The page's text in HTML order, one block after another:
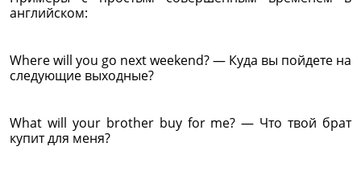
английском:
Where will you go next weekend? — Куда вы пойдете на
следующие выходные?
What will your brother buy for me? — Что твой брат
купит для меня?